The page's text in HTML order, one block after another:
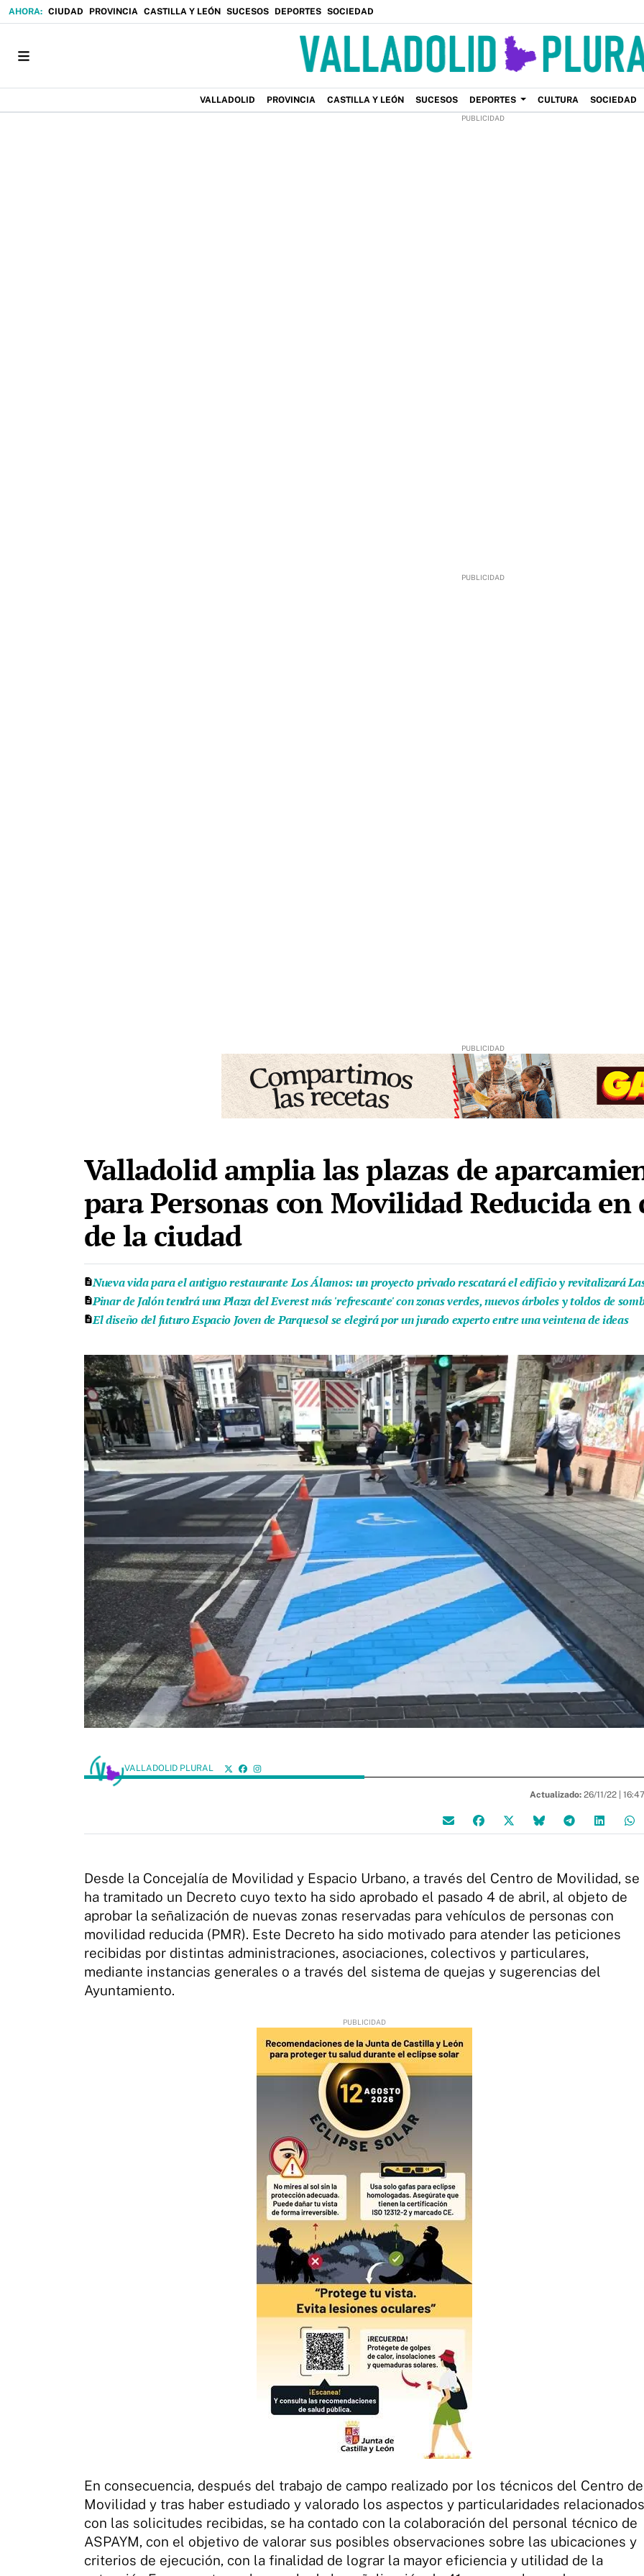
CIUDAD PROVINCIA CASTILLA Y LEÓN SUCESOS DEPORTES SOCIEDAD
VALLADOLID PROVINCIA CASTILLA Y LEÓN SUCESOS DEPORTES CULTURA SOCIEDAD
Valladolid amplia las plazas de
para Personas con Movilidad Reducida
de la ciudad
Nueva vida para el antiguo restaurante Los Álamos: un proyecto privado rescatará el edificio y revitalizará
Pinar de Jalón tendrá una Plaza del Everest más 'refrescante' con zonas verdes, nuevos árboles y toldos de
El diseño del futuro Espacio Joven de Parquesol se elegirá por un jurado experto entre una veintena de ideas
VALLADOLID PLURAL
Actualizado: 26/11/22 | 16:47
Desde la Concejalía de Movilidad y Espacio Urbano, a través del Centro de Movilidad, se
ha tramitado un Decreto cuyo texto ha sido aprobado el pasado 4 de abril, al objeto de
aprobar la señalización de nuevas zonas reservadas para vehículos de personas con
movilidad reducida (PMR). Este Decreto ha sido motivado para atender las peticiones
recibidas por distintas administraciones, asociaciones, colectivos y particulares,
mediante instancias generales o a través del sistema de quejas y sugerencias del
Ayuntamiento.
En consecuencia, después del trabajo de campo realizado por los técnicos del Centro de
Movilidad y tras haber estudiado y valorado los aspectos y particularidades relacionados
con las solicitudes recibidas, se ha contado con la colaboración del personal técnico de
ASPAYM, con el objetivo de valorar sus posibles observaciones sobre las ubicaciones y
criterios de ejecución, con la finalidad de lograr la mayor eficiencia y utilidad de la